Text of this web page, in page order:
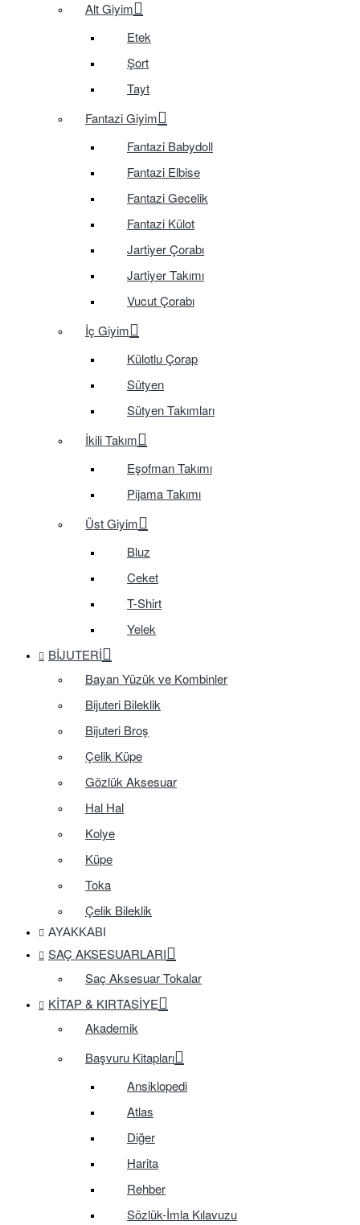
Alt Giyim
Etek
Şort
Tayt
Fantazi Giyim
Fantazi Babydoll
Fantazi Elbise
Fantazi Gecelik
Fantazi Külot
Jartiyer Çorabı
Jartiyer Takımı
Vucut Çorabı
İç Giyim
Külotlu Çorap
Sütyen
Sütyen Takımları
İkili Takım
Eşofman Takımı
Pijama Takımı
Üst Giyim
Bluz
Ceket
T-Shirt
Yelek
BIJUTERI
Bayan Yüzük ve Kombinler
Bijuteri Bileklik
Bijuteri Broş
Çelik Küpe
Gözlük Aksesuar
Hal Hal
Kolye
Küpe
Toka
Çelik Bileklik
AYAKKABI
SAÇ AKSESUARLARI
Saç Aksesuar Tokalar
KITAP & KIRTASIYE
Akademik
Başvuru Kitapları
Ansiklopedi
Atlas
Diğer
Harita
Rehber
Sözlük-İmla Kılavuzu